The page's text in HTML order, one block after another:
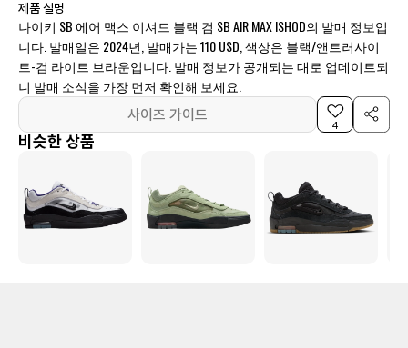
제품 설명
나이키 SB 에어 맥스 이셔드 블랙 검 SB AIR MAX ISHOD의 발매 정보입
니다. 발매일은 2024년, 발매가는 110 USD, 색상은 블랙/앤트러사이
트-검 라이트 브라운입니다. 발매 정보가 공개되는 대로 업데이트되
니 발매 소식을 가장 먼저 확인해 보세요.
사이즈 가이드
4
비슷한 상품